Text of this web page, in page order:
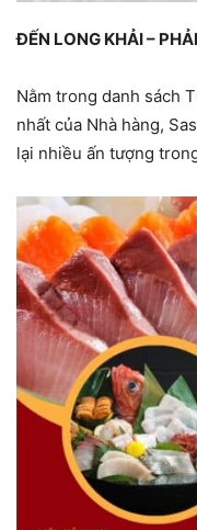
ĐẾN LONG KHẢI –
Nằm trong danh sách
nhất của Nhà hàng,
lại nhiều ấn tượng